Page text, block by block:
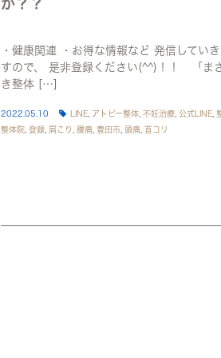
か？？
・健康関連 ・お得な情報など 発信していき
すので、 是非登録ください(^^)！！ 「ま
き整体 […]
2022.05.10 LINE アトピー整体 不妊治療 公式LINE
整体院 登録 肩こり 腰痛 豊田市 頭痛 首コリ